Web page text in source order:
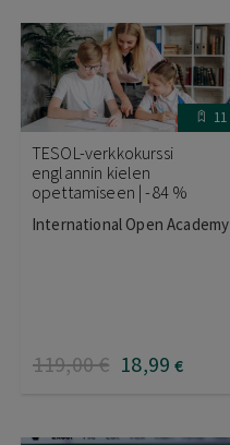
11
TESOL-verkkokurssi
englannin kielen
opettamiseen | -84 %
International Open Academy
119,00€ 18,99 €